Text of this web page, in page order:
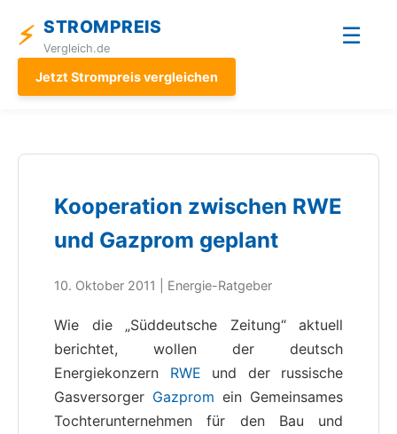
⚡ STROMPREIS
Vergleich.de ☰
Jetzt Strompreis vergleichen
Kooperation zwischen RWE
und Gazprom geplant
10. Oktober 2011 | Energie-Ratgeber
Wie die „Süddeutsche Zeitung“ aktuell
berichtet, wollen der deutsch
Energiekonzern RWE und der russische
Gasversorger Gazprom ein Gemeinsames
Tochterunternehmen für den Bau und